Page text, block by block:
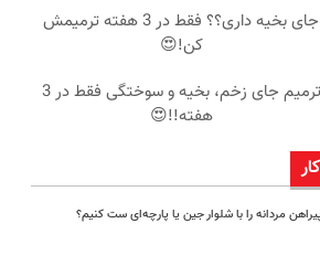
جای بخیه داری؟؟ فقط در 3 هفته ترمیمش
کن!😍
ترمیم جای زخم، بخیه و سوختگی فقط در 3
هفته!!😍
مردانه را با شلوار جین یا پارچه‌ای ست کنیم؟